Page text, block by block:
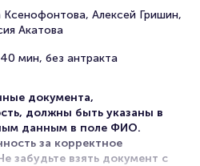
Алексей Гришин,
Акатова
мин, без антракта
документа,
должны быть указаны в
данным в поле ФИО.
за корректное
забудьте взять документ с